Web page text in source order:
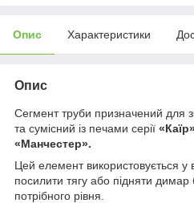
Опис Характеристики
Опис
Сегмент труби призначений для
та сумісний із печами серії
«Манчестер».
Цей елемент використовується у
посилити тягу або підняти
потрібного рівня.